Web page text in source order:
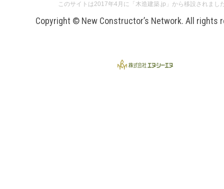
このサイトは2017年4月に「木造建築.jp」から移設されまし
Copyright © New Constructor’s Network. All rights